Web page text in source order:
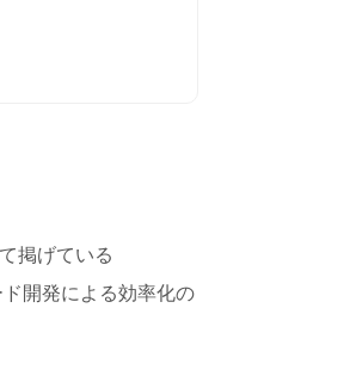
掲げている
開発による効率化の